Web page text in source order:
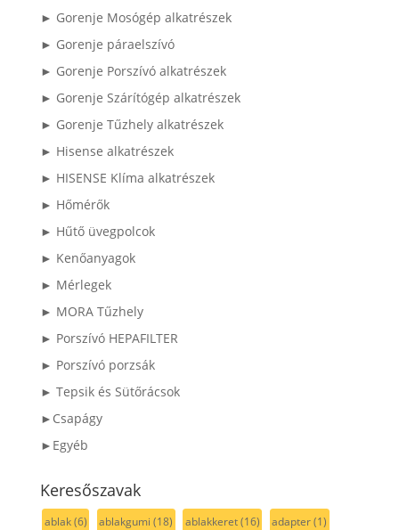
► Gorenje Mosógép alkatrészek
► Gorenje páraelszívó
► Gorenje Porszívó alkatrészek
► Gorenje Szárítógép alkatrészek
► Gorenje Tűzhely alkatrészek
► Hisense alkatrészek
► HISENSE Klíma alkatrészek
► Hőmérők
► Hűtő üvegpolcok
► Kenőanyagok
► Mérlegek
► MORA Tűzhely
► Porszívó HEPAFILTER
► Porszívó porzsák
► Tepsik és Sütőrácsok
►Csapágy
►Egyéb
Keresőszavak
ablak(6) ablakgumi (18) ablakkeret(16) adapter(1)